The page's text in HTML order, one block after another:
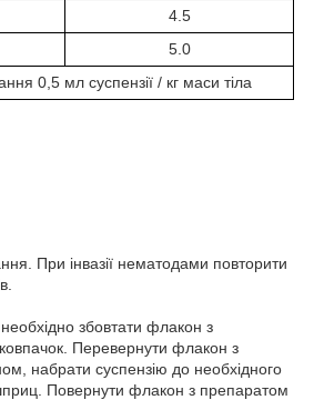
4.5
5.0
0,5 мл суспензії / кг маси тіла
При інвазії нематодами повторити
збовтати флакон з
Перевернути флакон з
набрати суспензію до необхідного
Повернути флакон з препаратом